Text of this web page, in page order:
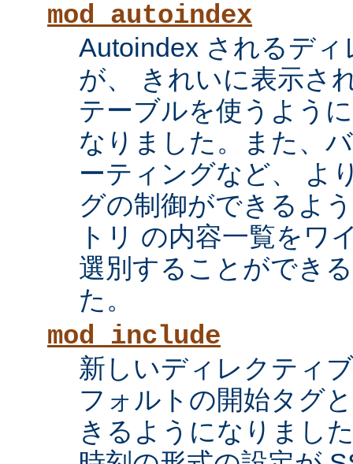
mod_autoindex
Autoindex されるデ
が、 きれいに表示さ
テーブルを使うよう
なりました。また、
ーティングなど、 よ
グの制御ができるよ
トリ の内容一覧をワ
選別することができ
た。
mod_include
新しいディレクティ
フォルトの開始タグ
きるようになりまし